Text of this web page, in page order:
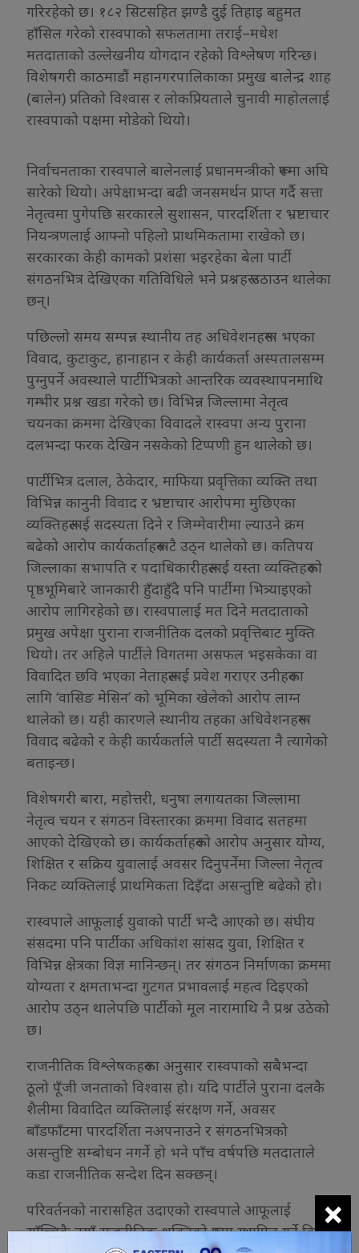
गरिरहेको छ। १८२ सिटसहित झण्डै दुई तिहाइ बहुमत
हाँसिल गरेको रास्वपाको सफलतामा तराई–मधेश
मतदाताको उल्लेखनीय योगदान रहेको विश्लेषण गरिन्छ।
विशेषगरी काठमाडौं महानगरपालिकाका प्रमुख बालेन्द्र शाह
(बालेन) प्रतिको विश्वास र लोकप्रियताले चुनावी माहोललाई
रास्वपाको पक्षमा मोडेको थियो।
निर्वाचनताका रास्वपाले बालेनलाई प्रधानमन्त्रीको रूपमा अघि
सारेको थियो। अपेक्षाभन्दा बढी जनसमर्थन प्राप्त गर्दै सत्ता
नेतृत्वमा पुगेपछि सरकारले सुशासन, पारदर्शिता र भ्रष्टाचार
नियन्त्रणलाई आफ्नो पहिलो प्राथमिकतामा राखेको छ।
सरकारका केही कामको प्रशंसा भइरहेका बेला पार्टी
संगठनभित्र देखिएका गतिविधिले भने प्रश्नहरू उठाउन थालेका
छन्।
पछिल्लो समय सम्पन्न स्थानीय तह अधिवेशनहरूमा भएका
विवाद, कुटाकुट, हानाहान र केही कार्यकर्ता अस्पतालसम्म
पुग्नुपर्ने अवस्थाले पार्टीभित्रको आन्तरिक व्यवस्थापनमाथि
गम्भीर प्रश्न खडा गरेको छ। विभिन्न जिल्लामा नेतृत्व
चयनका क्रममा देखिएका विवादले रास्वपा अन्य पुराना
दलभन्दा फरक देखिन नसकेको टिप्पणी हुन थालेको छ।
पार्टीभित्र दलाल, ठेकेदार, माफिया प्रवृत्तिका व्यक्ति तथा
विभिन्न कानुनी विवाद र भ्रष्टाचार आरोपमा मुछिएका
व्यक्तिहरूलाई सदस्यता दिने र जिम्मेवारीमा ल्याउने क्रम
बढेको आरोप कार्यकर्ताहरूबाटै उठ्न थालेको छ। कतिपय
जिल्लाका सभापति र पदाधिकारीहरूलाई यस्ता व्यक्तिहरूको
पृष्ठभूमिबारे जानकारी हुँदाहुँदै पनि पार्टीमा भित्र्याइएको
आरोप लागिरहेको छ। रास्वपालाई मत दिने मतदाताको
प्रमुख अपेक्षा पुराना राजनीतिक दलको प्रवृत्तिबाट मुक्ति
थियो। तर अहिले पार्टीले विगतमा असफल भइसकेका वा
विवादित छवि भएका नेताहरूलाई प्रवेश गराएर उनीहरूका
लागि ‘वासिङ मेसिन’ को भूमिका खेलेको आरोप लाग्न
थालेको छ। यही कारणले स्थानीय तहका अधिवेशनहरूमा
विवाद बढेको र केही कार्यकर्ताले पार्टी सदस्यता नै त्यागेको
बताइन्छ।
विशेषगरी बारा, महोत्तरी, धनुषा लगायतका जिल्लामा
नेतृत्व चयन र संगठन विस्तारका क्रममा विवाद सतहमा
आएको देखिएको छ। कार्यकर्ताहरूको आरोप अनुसार योग्य,
शिक्षित र सक्रिय युवालाई अवसर दिनुपर्नेमा जिल्ला नेतृत्व
निकट व्यक्तिलाई प्राथमिकता दिइँदा असन्तुष्टि बढेको हो।
रास्वपाले आफूलाई युवाको पार्टी भन्दै आएको छ। संघीय
संसदमा पनि पार्टीका अधिकांश सांसद युवा, शिक्षित र
विभिन्न क्षेत्रका विज्ञ मानिन्छन्। तर संगठन निर्माणका क्रममा
योग्यता र क्षमताभन्दा गुटगत प्रभावलाई महत्व दिइएको
आरोप उठ्न थालेपछि पार्टीको मूल नारामाथि नै प्रश्न उठेको
छ।
राजनीतिक विश्लेषकहरूका अनुसार रास्वपाको सबैभन्दा
ठूलो पूँजी जनताको विश्वास हो। यदि पार्टीले पुराना दलकै
शैलीमा विवादित व्यक्तिलाई संरक्षण गर्ने, अवसर
बाँडफाँटमा पारदर्शिता नअपनाउने र संगठनभित्रको
असन्तुष्टि सम्बोधन नगर्ने हो भने पाँच वर्षपछि मतदाताले
कडा राजनीतिक सन्देश दिन सक्छन्।
परिवर्तनको नारासहित उदाएको रास्वपाले आफूलाई
साँच्चिकै नयाँ राजनीतिक शक्तिको रूपमा स्थापित गर्ने कि ×